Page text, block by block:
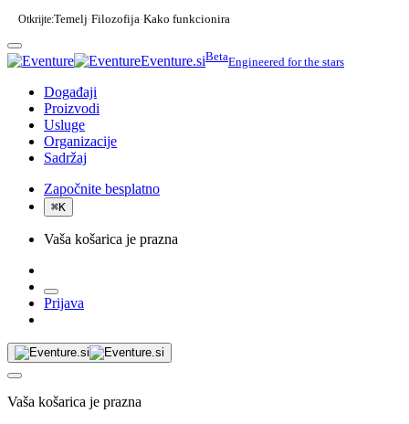
Otkrijte:Temelj·Filozofija·Kako funkcionira
Eventure.siBetaEngineered for the stars
Događaji
Proizvodi
Usluge
Organizacije
Sadržaj
Započnite besplatno
⌘K
Vaša košarica je prazna
Prijava
Vaša košarica je prazna